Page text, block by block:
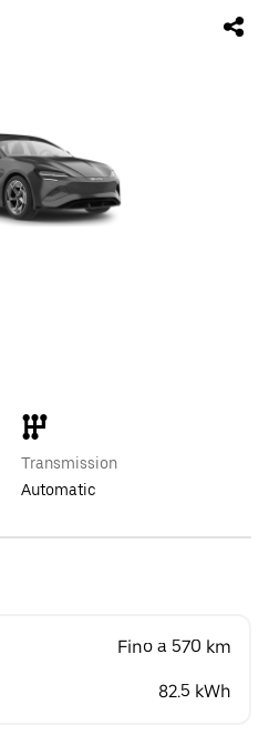
Transmission
Automatic
Fino a 570 km
82.5 kWh